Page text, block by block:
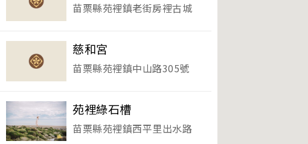
苗栗縣苑裡鎮老街房裡古城
慈和宮
苗栗縣苑裡鎮中山路305號
苑裡綠石槽
苗栗縣苑裡鎮西平里出水路